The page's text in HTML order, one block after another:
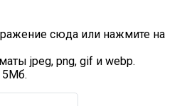
сюда или нажмите на
jpeg, png, gif и webp.